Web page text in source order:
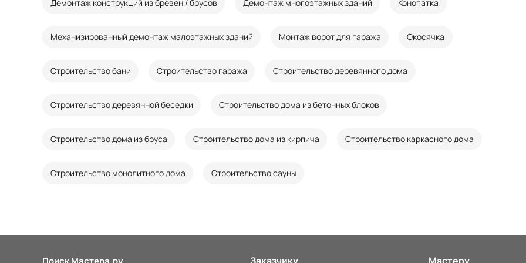
Демонтаж конструкций из бревен / брусов Демонтаж многоэтажных зданий Конопатка
Механизированный демонтаж малоэтажных зданий Монтаж ворот для гаража Окосячка
Строительство бани Строительство гаража Строительство деревянного дома
Строительство деревянной беседки Строительство дома из бетонных блоков
Строительство дома из бруса Строительство дома из кирпича Строительство каркасного дома
Строительство монолитного дома Строительство сауны